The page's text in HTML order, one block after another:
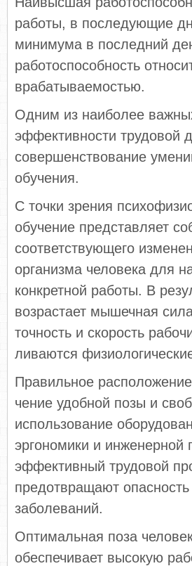
работы, в последую­щие
минимума в последний
работоспособность
врабатываемостью.
Одним из наиболее
эффективности трудовой
совершенствование
обучения.
С точки зрения
обучение представляет
соответствующего
организма человека для
конкретной работы. В
возрастает мышечная
точность и скорость
ливаются
Правильное
чение удобной позы и
использование
эргономики и инженерной
эффективный трудовой
предотвращают
заболеваний.
Оптимальная поза
обеспечивает высокую